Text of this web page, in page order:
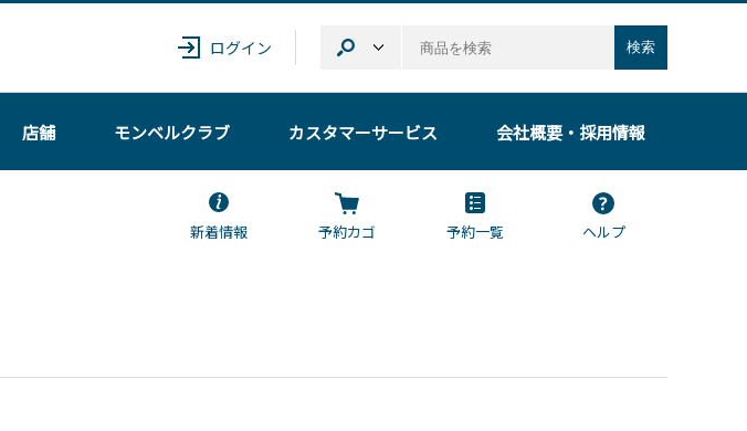
ログイン 検索
店舗 モンベルクラブ カスタマーサービス 会社概要・採用情報
新着情報 予約カゴ 予約一覧
ヘルプ